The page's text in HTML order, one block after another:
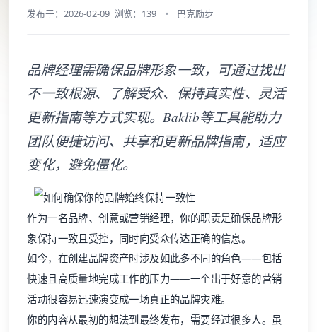
发布于：2026-02-09 浏览：139 巴克励步
品牌经理需确保品牌形象一致，可通过找出
不一致根源、了解受众、保持真实性、灵活
更新指南等方式实现。Baklib等工具能助力
团队便捷访问、共享和更新品牌指南，适应
变化，避免僵化。
作为一名品牌、创意或营销经理，你的职责是确保品牌形
象保持一致且受控，同时向受众传达正确的信息。
如今，在创建品牌资产时涉及如此多不同的角色——包括
快速且高质量地完成工作的压力——一个出于好意的营销
活动很容易迅速演变成一场真正的品牌灾难。
你的内容从最初的想法到最终发布，需要经过很多人。虽